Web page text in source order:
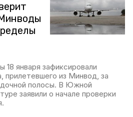
18 января зафиксировали
прилетевшего из Минвод, за
полосы. В Южной
заявили о начале проверки